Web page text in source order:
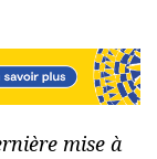
mise à